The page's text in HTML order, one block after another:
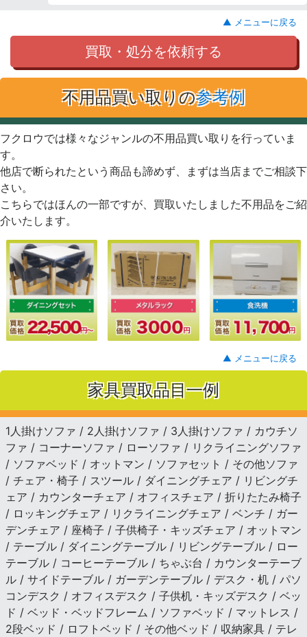
▲ メニューに戻る
買取・処分を依頼する
不用品買い取りの参考例
フクロウでは様々なジャンルの不用品買い取りを行っていま
す。
他店で断られたという商品も諦めず、まずは当店までご相談下
さい。
こちらではほんの一部ですが、買取いたしました不用品をご紹
介いたします。
▲ メニューに戻る
家具買取品目一例
1人掛けソファ / 2人掛けソファ / 3人掛けソファ / カウチソ
ファ / コーナーソファ / ローソファ / リクライニングソファ
/ ソファベッド / オットマン / ソファセット / その他ソファ
/ チェア・椅子 / スツール / ダイニングチェア / リビングチ
ェア / カウンターチェア / オフィスチェア / 折りたたみ椅子
/ ロッキングチェア / リクライニングチェア / ベンチ / ガー
デンチェア / 座椅子 / 子供椅子・キッズチェア / オットマン
/ テーブル / ダイニングテーブル / リビングテーブル / ロー
テーブル / コーヒーテーブル / ちゃぶ台 / カウンターテーブ
ル / サイドテーブル / ガーデンテーブル / デスク・机 / パソ
コンデスク / オフィスデスク / 子供机・キッズデスク / ベッ
ド / ベッド・ベッドフレーム / ソファベッド / マットレス /
2段ベッド / ロフトベッド / その他ベッド / 収納家具 / テレ